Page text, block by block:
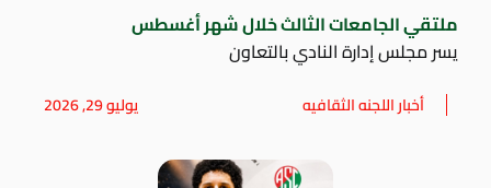
ملتقي الجامعات الثالث خلال شهر أغسطس
يسر مجلس إدارة النادي بالتعاون
أخبار اللجنه الثقافيه يوليو 29, 2026